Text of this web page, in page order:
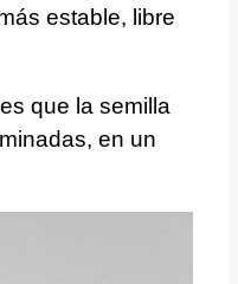
estable, libre
que la semilla
en un